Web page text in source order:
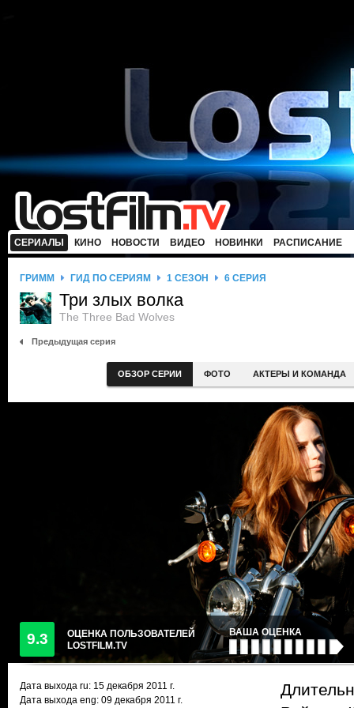
СЕРИАЛЫ КИНО НОВОСТИ ВИДЕО НОВИНКИ РАСПИСАНИЕ
ГРИММ ГИД ПО СЕРИЯМ 1 СЕЗОН 6 СЕРИЯ
Три злых волка
The Three Bad Wolves
Предыдущая серия
ОБЗОР СЕРИИ ФОТО АКТЕРЫ И КОМАНДА
9.3
ОЦЕНКА ПОЛЬЗОВАТЕЛЕЙ
LOSTFILM.TV
ВАША ОЦЕНКА
Дата выхода ru: 15 декабря 2011 г.
Дата выхода eng: 09 декабря 2011 г.